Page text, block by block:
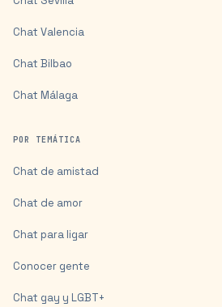
Chat Valencia
Chat Bilbao
Chat Málaga
POR TEMÁTICA
Chat de amistad
Chat de amor
Chat para ligar
Conocer gente
Chat gay y LGBT+